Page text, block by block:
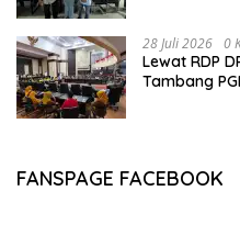
28 Juli 2026 0
Lewat RDP
Tambang
FANSPAGE FACEBOOK